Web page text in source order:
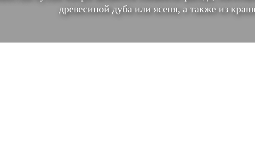
древесиной дуба или ясеня, а также из